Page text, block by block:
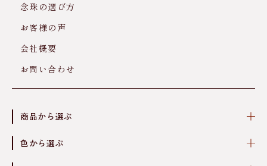
念珠の選び方
お客様の声
会社概要
お問い合わせ
商品から選ぶ
色から選ぶ